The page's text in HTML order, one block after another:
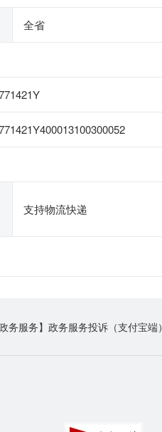
全省
支持物流快递
务服务】政务服务投诉（支付宝端）